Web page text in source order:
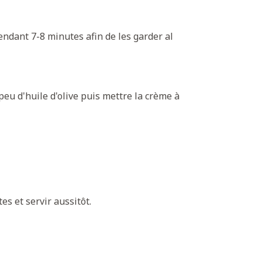
7-8 minutes afin de les garder al
d'huile d'olive puis mettre la crème à
et servir aussitôt.